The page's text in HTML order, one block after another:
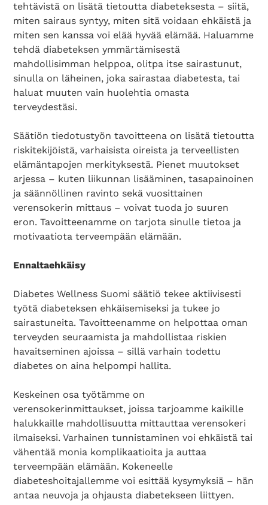
tehtävistä on lisätä tietoutta diabeteksesta – siitä,
miten sairaus syntyy, miten sitä voidaan ehkäistä ja
miten sen kanssa voi elää hyvää elämää. Haluamme
tehdä diabeteksen ymmärtämisestä
mahdollisimman helppoa, olitpa itse sairastunut,
sinulla on läheinen, joka sairastaa diabetesta, tai
haluat muuten vain huolehtia omasta
terveydestäsi.
Säätiön tiedotustyön tavoitteena on lisätä tietoutta
riskitekijöistä, varhaisista oireista ja terveellisten
elämäntapojen merkityksestä. Pienet muutokset
arjessa – kuten liikunnan lisääminen, tasapainoinen
ja säännöllinen ravinto sekä vuosittainen
verensokerin mittaus – voivat tuoda jo suuren
eron. Tavoitteenamme on tarjota sinulle tietoa ja
motivaatiota terveempään elämään.
Ennaltaehkäisy
Diabetes Wellness Suomi säätiö tekee aktiivisesti
työtä diabeteksen ehkäisemiseksi ja tukee jo
sairastuneita. Tavoitteenamme on helpottaa oman
terveyden seuraamista ja mahdollistaa riskien
havaitseminen ajoissa – sillä varhain todettu
diabetes on aina helpompi hallita.
Keskeinen osa työtämme on
verensokerinmittaukset, joissa tarjoamme kaikille
halukkaille mahdollisuutta mittauttaa verensokeri
ilmaiseksi. Varhainen tunnistaminen voi ehkäistä tai
vähentää monia komplikaatioita ja auttaa
terveempään elämään. Kokeneelle
diabeteshoitajallemme voi esittää kysymyksiä – hän
antaa neuvoja ja ohjausta diabetekseen liittyen.